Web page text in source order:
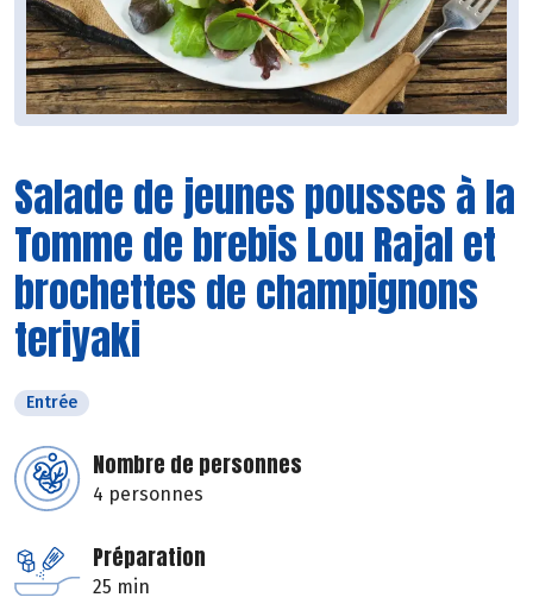
Salade de jeunes pousses à la
Tomme de brebis Lou Rajal et
brochettes de champignons
teriyaki
Entrée
Nombre de personnes
4 personnes
Préparation
25 min